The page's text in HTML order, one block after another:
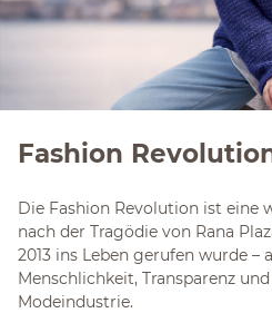
Fashion
Die Fashion Revolution ist eine
nach der Tragödie von Rana
2013 ins Leben gerufen wurde –
Menschlichkeit, Transparenz
Modeindustrie.